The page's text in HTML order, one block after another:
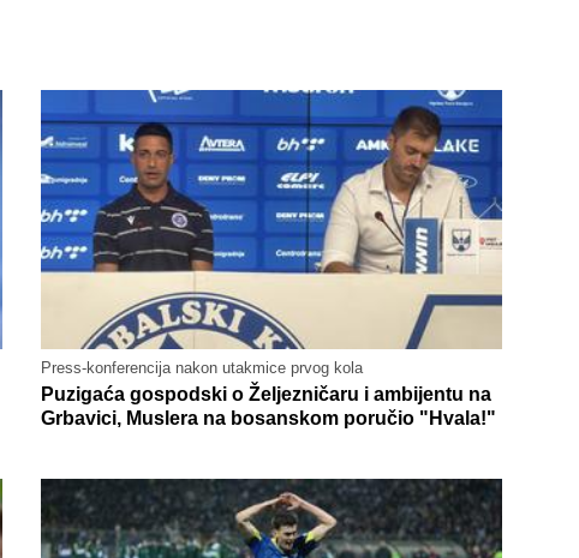
Press-konferencija nakon utakmice prvog kola
Puzigaća gospodski o Željezničaru i ambijentu na
Grbavici, Muslera na bosanskom poručio "Hvala!"